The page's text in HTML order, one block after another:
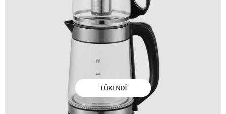
TÜKENDI